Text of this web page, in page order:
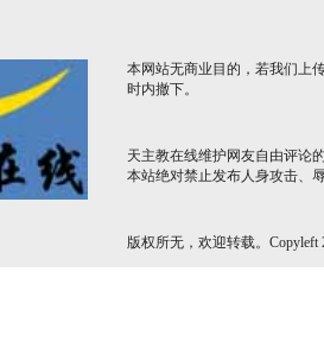
本网站无商业目的，若我们上
时内撤下。
天主教在线维护网友自由评论
本站绝对禁止发布人身攻击、
版权所无，欢迎转载。